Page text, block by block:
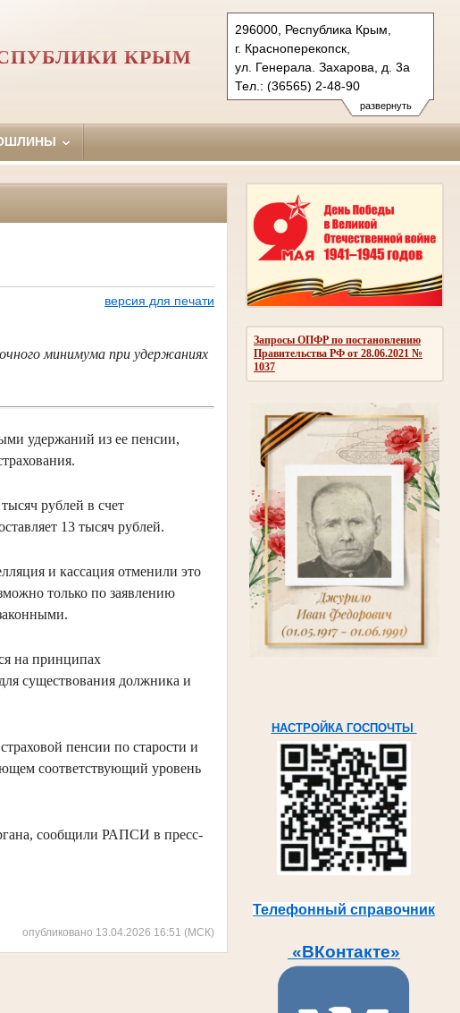
развернуть
296000, Республика Крым,
г. Красноперекопск,
ул. Генерала. Захарова, д. 3а
Тел.: (36565) 2-48-90
krasnoperekopskiy.krm@sudrf.ru
КРЫМ
Запросы ОПФР по постановлению
Правительства РФ от 28.06.2021 №
1037
НАСТРОЙКА ГОСПОЧТЫ
Телефонный справочник
«ВКонтакте»
версия для печати
минимума при удержаниях
удержаний из ее пенсии,
рублей в счет
13 тысяч рублей.
и кассация отменили это
только по заявлению
на принципах
существования должника и
пенсии по старости и
соответствующий уровень
сообщили РАПСИ в пресс-
опубликовано 13.04.2026 16:51 (МСК)